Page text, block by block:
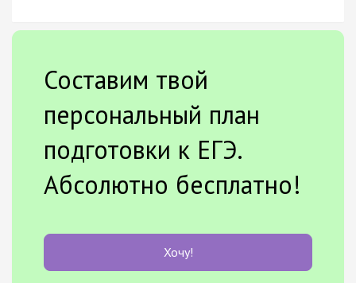
Составим твой
персональный план
подготовки к ЕГЭ.
Абсолютно бесплатно!
Хочу!